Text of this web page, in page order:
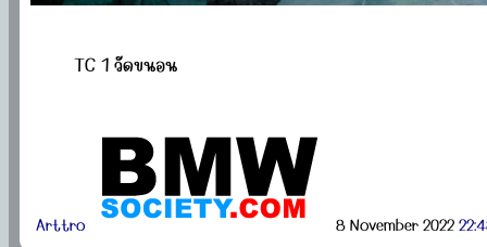
TC 1 วัดขนอน
Arttro 8 November 2022